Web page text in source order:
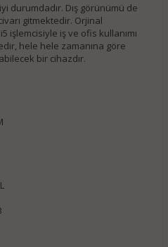
durumdadır. Dış görünümü de
gitmektedir. Orjinal
işlemcisiyle iş ve ofis kullanımı
hele hele zamanına göre
bir cihazdır.